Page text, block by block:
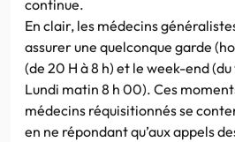
continue.
En clair, les médecins
assurer une quelconque garde
(de 20 H à 8 h) et le week-end
Lundi matin 8 h 00). Ces
médecins réquisitionnés se
en ne répondant qu’aux appels